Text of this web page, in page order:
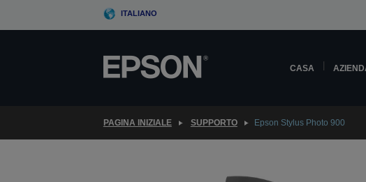
ITALIANO
CASA
PAGINA INIZIALE SUPPORTO Epson Stylus Photo 900